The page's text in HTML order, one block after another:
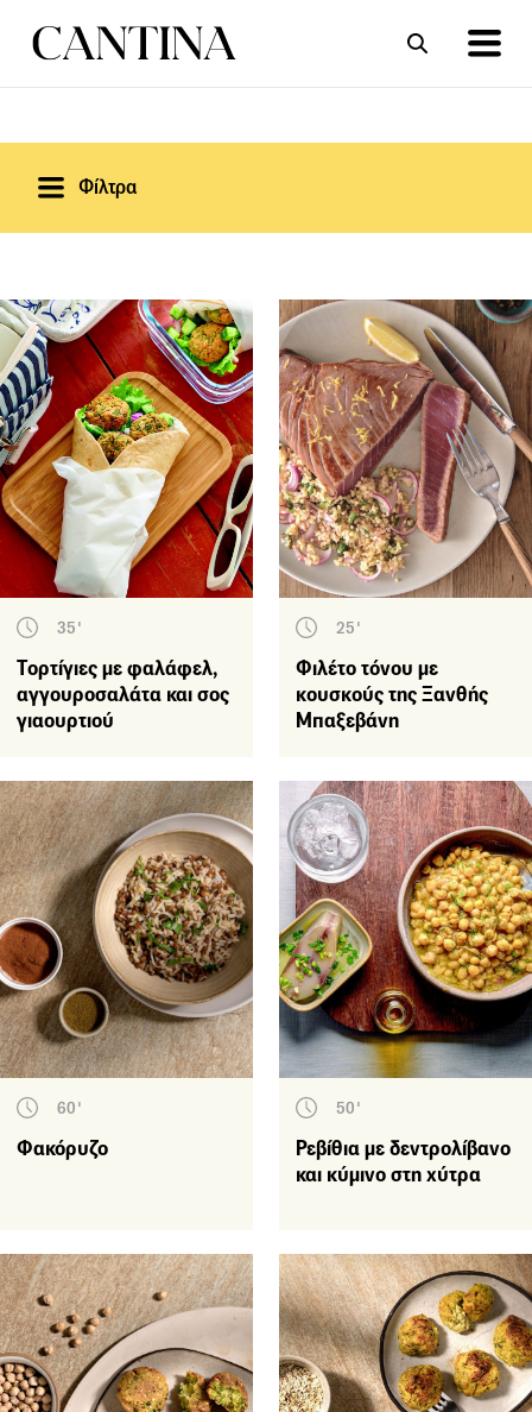
Φίλτρα
35'
Τορτίγιες με φαλάφελ,
αγγουροσαλάτα και σος
γιαουρτιού
25'
Φιλέτο τόνου με
κουσκούς της Ξανθής
Μπαξεβάνη
60'
Φακόρυζο
50'
Ρεβίθια με δεντρολίβανο
και κύμινο στη χύτρα